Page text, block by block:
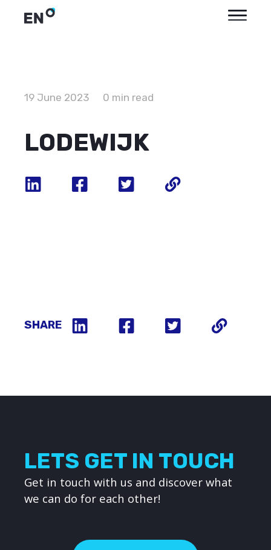
19 June 2023 0 min read
LODEWIJK
SHARE
LETS GET IN TOUCH
Get in touch with us and discover what
we can do for each other!